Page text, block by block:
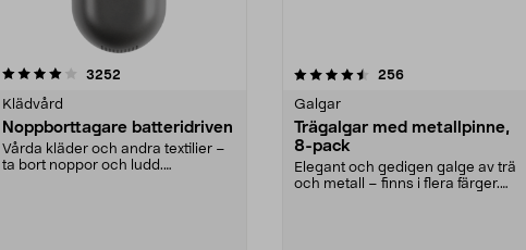
3252
Klädvård
Noppborttagare batteridriven
Vårda kläder och andra textilier –
ta bort noppor och ludd.
4.5av 5 stjärnor 256recensioner
Galgar
Trägalgar med metallpinne,
8-pack
Elegant och gedigen galge av trä
och metall – finns i flera färger.
4.0av 5 stjärnor